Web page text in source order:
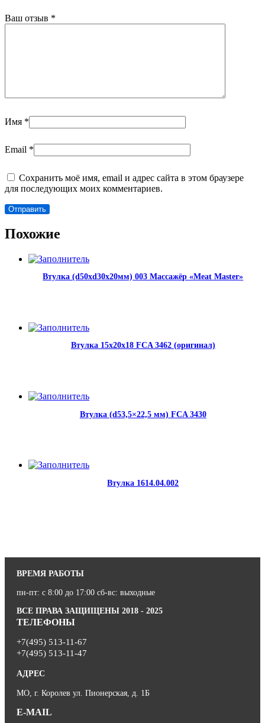
Ваш отзыв *
Имя *
Email *
Сохранить моё имя, email и адрес сайта в этом браузере
для последующих моих комментариев.
Похожие
Втулка (d50xd30x20мм) 003 Массажёр «Meat Master»
Втулка 15х20х18 FCA 3462 (оригинал)
Втулка (d53,5×22,5 мм) FCA 3430
Втулка 1614.04.002
ВРЕМЯ РАБОТЫ
пн-пт: с 8:00 до 17:00 сб-вс: выходные
ВСЕ ПРАВА ЗАЩИЩЕНЫ 2018 - 2025
ТЕЛЕФОНЫ
+7(495) 513-11-67
+7(495) 513-11-47
АДРЕС
МО, г. Королев ул. Пионерская, д. 1Б
E-MAIL